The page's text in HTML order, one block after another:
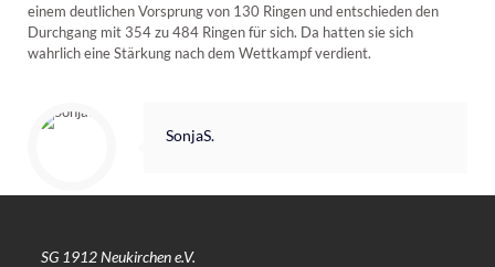
einem deutlichen Vorsprung von 130 Ringen und entschieden den
Durchgang mit 354 zu 484 Ringen für sich. Da hatten sie sich
wahrlich eine Stärkung nach dem Wettkampf verdient.
SonjaS.
SG 1912 Neukirchen e.V.